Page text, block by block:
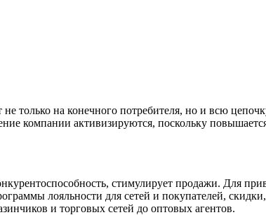
только на конечного потребителя, но и всю
компании активизируются, поскольку
стимулирует продажи. Для
лояльности для сетей и покупателей,
и торговых сетей до оптовых агентов.